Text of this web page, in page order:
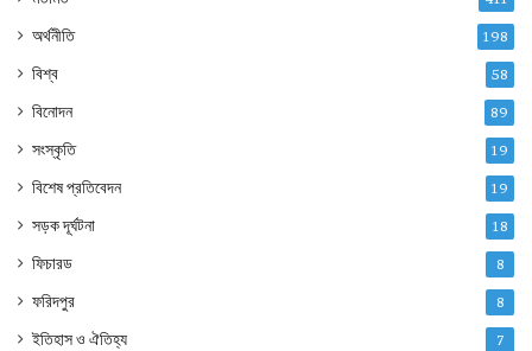
অর্থনীতি 198
বিশ্ব 58
বিনোদন 89
সংস্কৃতি 19
বিশেষ প্রতিবেদন 19
সড়ক দূর্ঘটনা 18
ফিচারড 8
ফরিদপুর 8
ইতিহাস ও ঐতিহ্য 7